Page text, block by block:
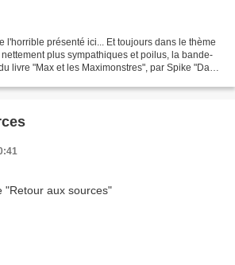
l'horrible présenté ici... Et toujours dans le thème
plus sympathiques et poilus, la bande-
livre "Max et les Maximonstres", par Spike "Dans